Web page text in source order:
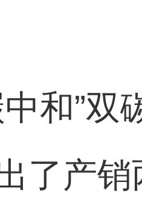
和”双
了产